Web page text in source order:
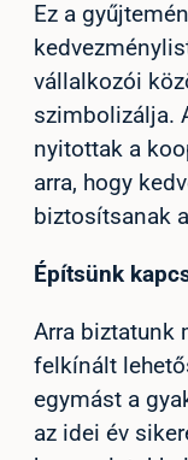
Ez a
vállalkozói
szimbolizálja.
nyitottak a
arra, hogy
biztosítsanak
Építsünk
Arra biztatunk
felkínált
egymást a
az idei év